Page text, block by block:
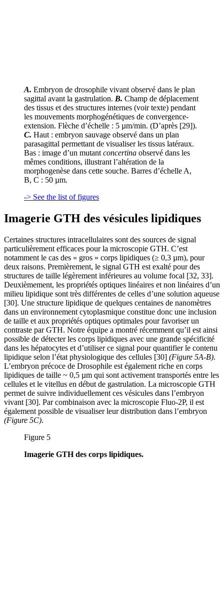
A. Embryon de drosophile vivant observé dans le plan
sagittal avant la gastrulation. B. Champ de déplacement
des tissus et des structures internes (voir texte) pendant
les mouvements morphogénétiques de convergence-
extension. Flèche d’échelle : 5 µm/min. (D’après [29]).
C. Haut : embryon sauvage observé dans un plan
parasagittal permettant de visualiser les tissus latéraux.
Bas : image d’un mutant concertina observé dans les
mêmes conditions, illustrant l’altération de la
morphogenèse dans cette souche. Barres d’échelle A,
B, C : 50 µm.
-> See the list of figures
Imagerie GTH des vésicules lipidiques
Certaines structures intracellulaires sont des sources de signal
particulièrement efficaces pour la microscopie GTH. C’est
notamment le cas des « gros » corps lipidiques (≥ 0,3 µm), pour
deux raisons. Premièrement, le signal GTH est exalté pour des
structures de taille légèrement inférieures au volume focal [32, 33].
Deuxièmement, les propriétés optiques linéaires et non linéaires d’un
milieu lipidique sont très différentes de celles d’une solution aqueuse
[30]. Une structure lipidique de quelques centaines de nanomètres
dans un environnement cytoplasmique constitue donc une inclusion
de taille et aux propriétés optiques optimales pour favoriser un
contraste par GTH. Notre équipe a montré récemment qu’il est ainsi
possible de détecter les corps lipidiques avec une grande spécificité
dans les hépatocytes et d’utiliser ce signal pour quantifier le contenu
lipidique selon l’état physiologique des cellules [30] (Figure 5A-B).
L’embryon précoce de Drosophile est également riche en corps
lipidiques de taille ~ 0,5 µm qui sont activement transportés entre les
cellules et le vitellus en début de gastrulation. La microscopie GTH
permet de suivre individuellement ces vésicules dans l’embryon
vivant [30]. Par combinaison avec la microscopie Fluo-2P, il est
également possible de visualiser leur distribution dans l’embryon
(Figure 5C).
Figure 5
Imagerie GTH des corps lipidiques.